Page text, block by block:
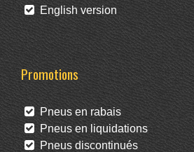
English version
Promotions
Pneus en rabais
Pneus en liquidations
Pneus discontinués